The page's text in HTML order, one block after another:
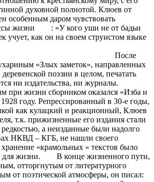
духовной полнотой. Клюев от
особенным даром чувствовать
жизни : «У кого уши не от бадьи
учует, как он на своем струистом языке
После
«Злых заметок», направленных
поэзии в целом, печатать
ни издательства, ни журналы.
при жизни сборником оказался «Изба и
году. Репрессированный в 30-е годы,
как кулацкий и реакционный, Клюев
т.к. прижизненные его издания стали
а неизданные были надолго
НКВД – КГБ, не нашли своего
хранение «крамольных « текстов было
для жизни. В конце жизненного пути,
отторгнутым от литературного
от поэтической атмосферы, он писал: